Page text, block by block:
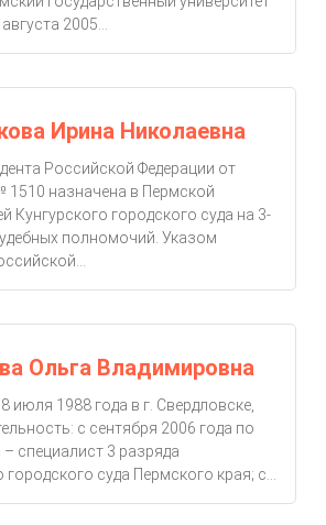
2005...
Ирина Николаевна
Российской Федерации от
1510 назначена в Пермской
Кунгурского городского суда на 3-
полномочий. Указом
Ольга Владимировна
июля 1988 года в г. Свердловске,
с сентября 2006 года по
специалист 3 разряда
суда Пермского края; с...